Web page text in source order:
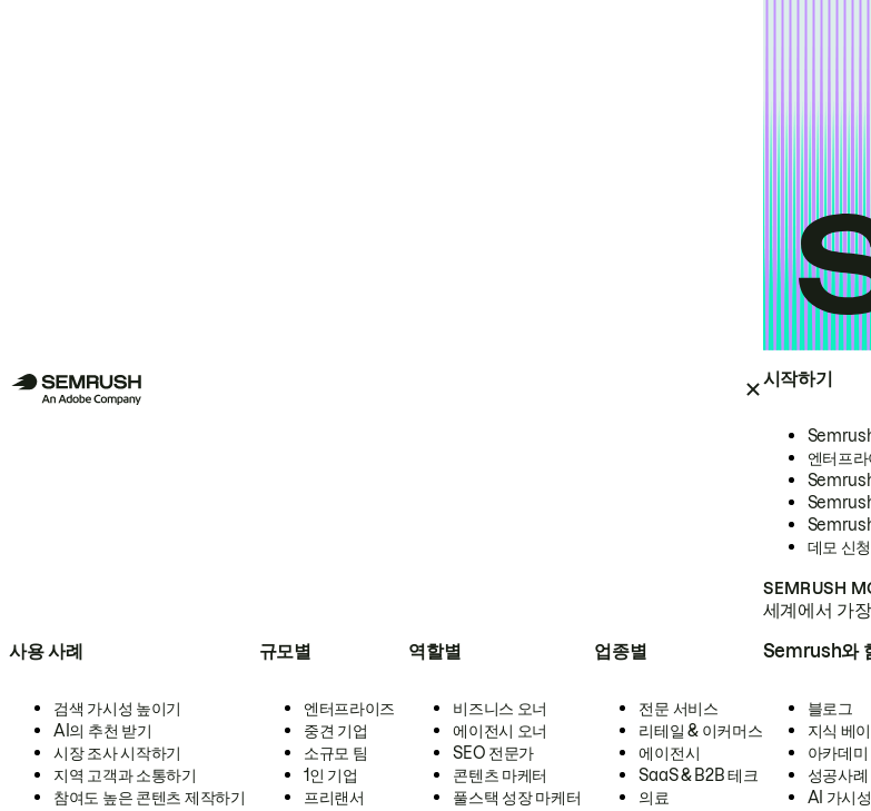
시작하기
엔터프
데모 신청
SEMRUSH
세계에서 가
사용 사례
검색 가시성 높이기
AI의 추천 받기
시장 조사 시작하기
지역 고객과 소통하기
참여도 높은 콘텐츠 제작하기
규모별
엔터프라이즈
중견 기업
소규모 팀
1인 기업
프리랜서
역할별
비즈니스 오너
에이전시 오너
SEO 전문가
콘텐츠 마케터
풀스택 성장 마케터
업종별
전문 서비스
리테일 & 이커머스
에이전시
SaaS & B2B 테크
의료
Semrush와
블로그
지식 베
아카데미
성공사례
AI 가시